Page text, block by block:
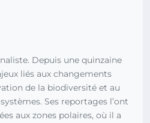
Depuis une quinzaine
liés aux changements
de la biodiversité et au
Ses reportages l’ont
aux zones polaires, où il a